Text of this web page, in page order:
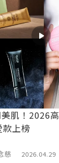
肌！2026
款上榜
慈
2026.04.29